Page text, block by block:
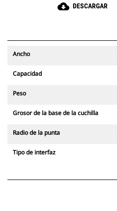
cloud_download DESCARGAR
Ancho
Capacidad
Peso
Grosor de la base de la cuchilla
Radio de la punta
Tipo de interfaz